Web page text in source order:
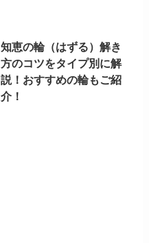
知恵の輪（はずる）解き
方のコツをタイプ別に解
説！おすすめの輪もご紹
介！